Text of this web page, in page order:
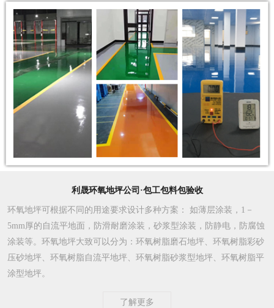
利晟环氧地坪公司·包工包料包验收
环氧地坪可根据不同的用途要求设计多种方案 ： 如薄层涂装，1－
5mm厚的自流平地面，防滑耐磨涂装，砂浆型涂装，防静电，防腐蚀
涂装等。环氧地坪大致可以分为：环氧树脂磨石地坪、环氧树脂彩砂
压砂地坪、环氧树脂自流平地坪、环氧树脂砂浆型地坪、环氧树脂平
涂型地坪。
了解更多